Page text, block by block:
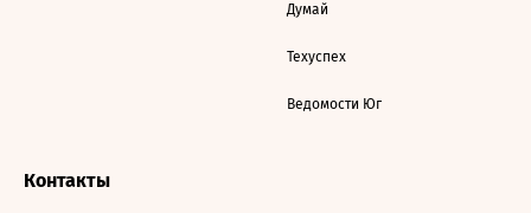
Думай
Техуспех
Ведомости Юг
Контакты